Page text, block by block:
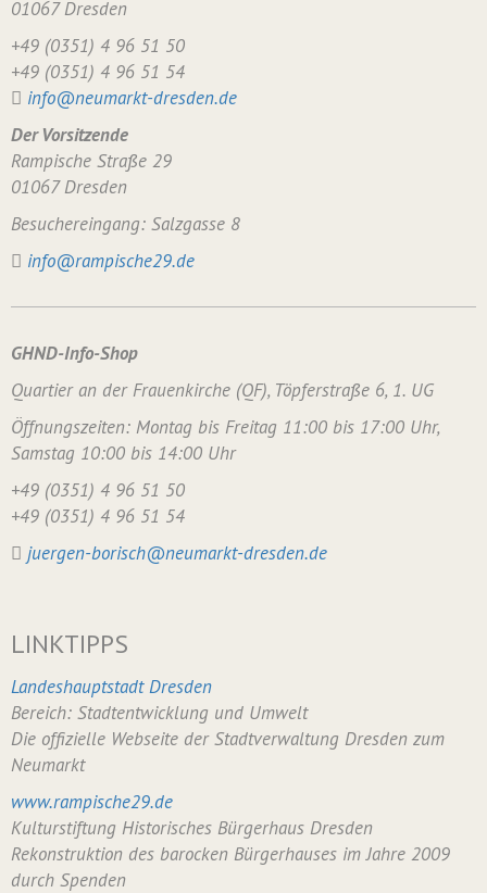
01067 Dresden
+49 (0351) 4 96 51 50
+49 (0351) 4 96 51 54
info@neumarkt-dresden.de
Der Vorsitzende
Rampische Straße 29
01067 Dresden
Besuchereingang: Salzgasse 8
info@rampische29.de
GHND-Info-Shop
Quartier an der Frauenkirche (QF), Töpferstraße 6, 1. UG
Öffnungszeiten: Montag bis Freitag 11:00 bis 17:00 Uhr,
Samstag 10:00 bis 14:00 Uhr
+49 (0351) 4 96 51 50
+49 (0351) 4 96 51 54
juergen-borisch@neumarkt-dresden.de
LINKTIPPS
Landeshauptstadt Dresden
Bereich: Stadtentwicklung und Umwelt
Die offizielle Webseite der Stadtverwaltung Dresden zum
Neumarkt
www.rampische29.de
Kulturstiftung Historisches Bürgerhaus Dresden
Rekonstruktion des barocken Bürgerhauses im Jahre 2009
durch Spenden